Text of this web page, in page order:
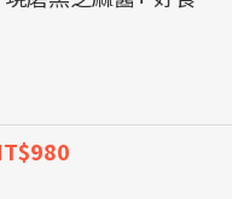
堅果仁 ​隨手包（6
）隨時補給能量